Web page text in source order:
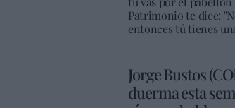
Patrimonio te dice:
entonces tú tienes
Jorge Bustos
duerma esta